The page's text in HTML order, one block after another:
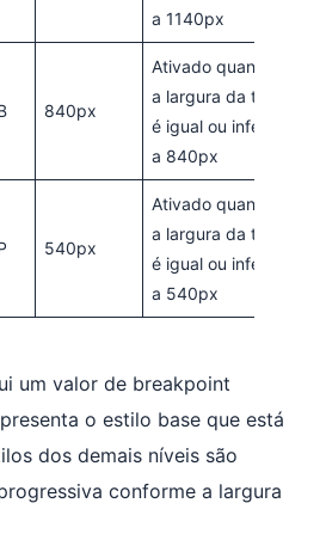
a 1140px
840px
Ativado quando
a largura da tela
é igual ou inferior
a 840px
540px
Ativado quando
a largura da tela
é igual ou inferior
a 540px
um valor de breakpoint
o estilo base que está
dos demais níveis são
conforme a largura